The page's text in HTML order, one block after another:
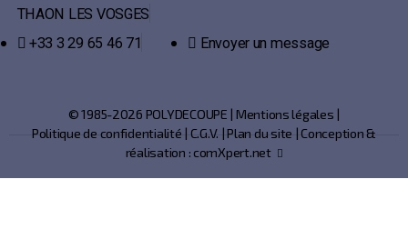
THAON LES VOSGES
+33 3 29 65 46 71
Envoyer un message
© 1985-2026 POLYDECOUPE | Mentions légales |
Politique de confidentialité | C.G.V. |Plan du site | Conception &
réalisation :comXpert.net